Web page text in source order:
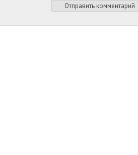
Отправить комментарий